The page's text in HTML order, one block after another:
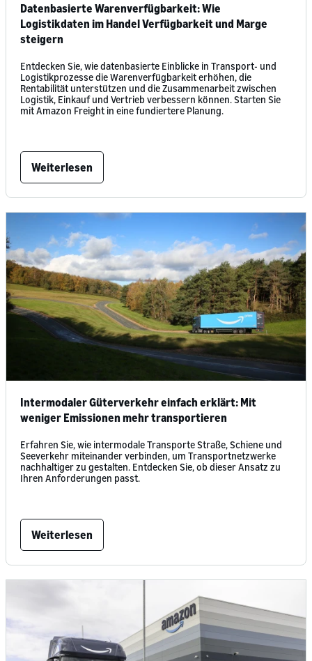
Datenbasierte Warenverfügbarkeit: Wie
Logistikdaten im Handel Verfügbarkeit und Marge
steigern
Entdecken Sie, wie datenbasierte Einblicke in Transport- und
Logistikprozesse die Warenverfügbarkeit erhöhen, die
Rentabilität unterstützen und die Zusammenarbeit zwischen
Logistik, Einkauf und Vertrieb verbessern können. Starten Sie
mit Amazon Freight in eine fundiertere Planung.
Weiterlesen
Intermodaler Güterverkehr einfach erklärt: Mit
weniger Emissionen mehr transportieren
Erfahren Sie, wie intermodale Transporte Straße, Schiene und
Seeverkehr miteinander verbinden, um Transportnetzwerke
nachhaltiger zu gestalten. Entdecken Sie, ob dieser Ansatz zu
Ihren Anforderungen passt.
Weiterlesen